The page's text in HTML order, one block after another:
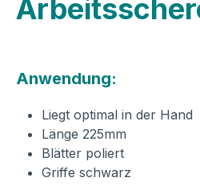
Anwendung:
Liegt optimal in der Hand
Länge 225mm
Blätter poliert
Griffe schwarz